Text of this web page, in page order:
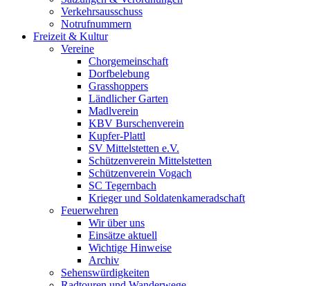
Verkehrsausschuss
Notrufnummern
Freizeit & Kultur
Vereine
Chorgemeinschaft
Dorfbelebung
Grasshoppers
Ländlicher Garten
Madlverein
KBV Burschenverein
Kupfer-Plattl
SV Mittelstetten e.V.
Schützenverein Mittelstetten
Schützenverein Vogach
SC Tegernbach
Krieger und Soldatenkameradschaft
Feuerwehren
Wir über uns
Einsätze aktuell
Wichtige Hinweise
Archiv
Sehenswürdigkeiten